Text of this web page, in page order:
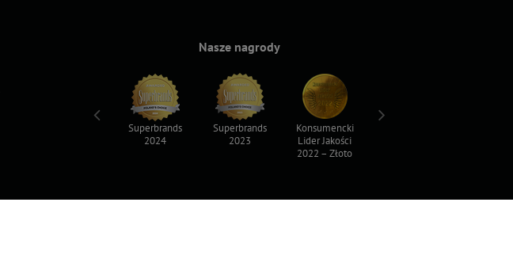
Nasze nagrody
Superbrands
2024
Superbrands
2023
Konsumencki
Lider Jakości
2022 – Złoto